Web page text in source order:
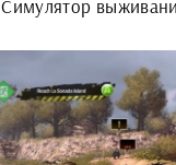
Симулятор